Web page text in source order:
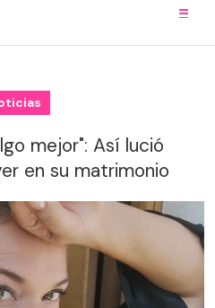
mejor": Así lució
en su matrimonio